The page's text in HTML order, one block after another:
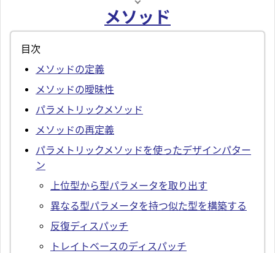
メソッド
目次
メソッドの定義
メソッドの曖昧性
パラメトリックメソッド
メソッドの再定義
パラメトリックメソッドを使ったデザインパター
ン
上位型から型パラメータを取り出す
異なる型パラメータを持つ似た型を構築する
反復ディスパッチ
トレイトベースのディスパッチ